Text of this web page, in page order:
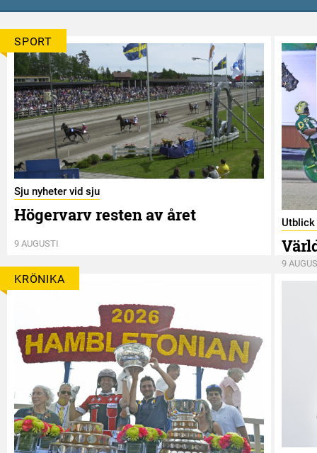
SPORT
Sju nyheter vid sju
Högervarv resten av året
9 AUGUSTI
Utblick
9
KRÖNIKA